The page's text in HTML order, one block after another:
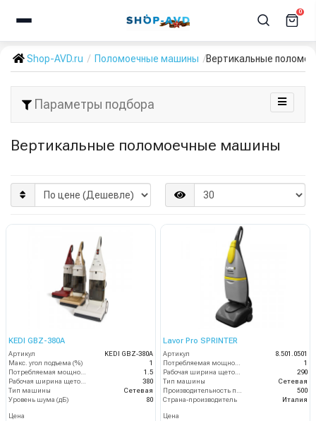
0
Shop-AVD.ru Поломоечные машины Вертикальные
Параметры подбора
Вертикальные поломоечные машины
KEDI GBZ-380A
Артикул
KEDI GBZ-380A
Макс. угол подъема (%)
1
1.5
380
Тип машины
Сетевая
Уровень шума (дБ)
80
Цена
Lavor Pro SPRINTER
Артикул
8.501.0501
1
290
Тип машины
Сетевая
500
Страна-производитель
Италия
Цена